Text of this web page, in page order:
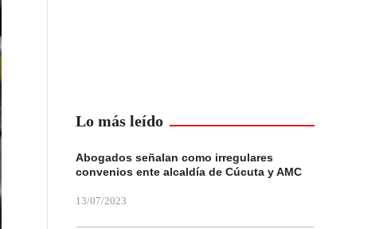
Lo más leído
Abogados señalan como irregulares
convenios ente alcaldía de Cúcuta y AMC
13/07/2023